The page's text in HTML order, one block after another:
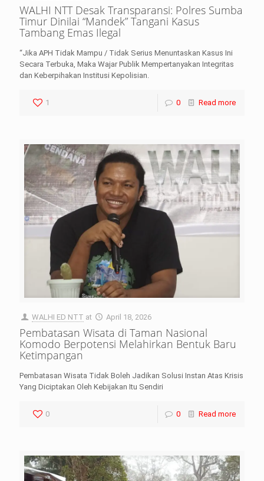
WALHI NTT Desak Transparansi: Polres Sumba
Timur Dinilai “Mandek” Tangani Kasus
Tambang Emas Ilegal
“Jika APH Tidak Mampu / Tidak Serius Menuntaskan Kasus Ini
Secara Terbuka, Maka Wajar Publik Mempertanyakan Integritas
dan Keberpihakan Institusi Kepolisian.
1 0 Read more
WALHI ED NTT at April 18, 2026
Pembatasan Wisata di Taman Nasional
Komodo Berpotensi Melahirkan Bentuk Baru
Ketimpangan
Pembatasan Wisata Tidak Boleh Jadikan Solusi Instan Atas Krisis
Yang Diciptakan Oleh Kebijakan Itu Sendiri
0 0 Read more